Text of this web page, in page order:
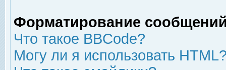
Форматирование
Что такое BBCode?
Могу ли я использовать